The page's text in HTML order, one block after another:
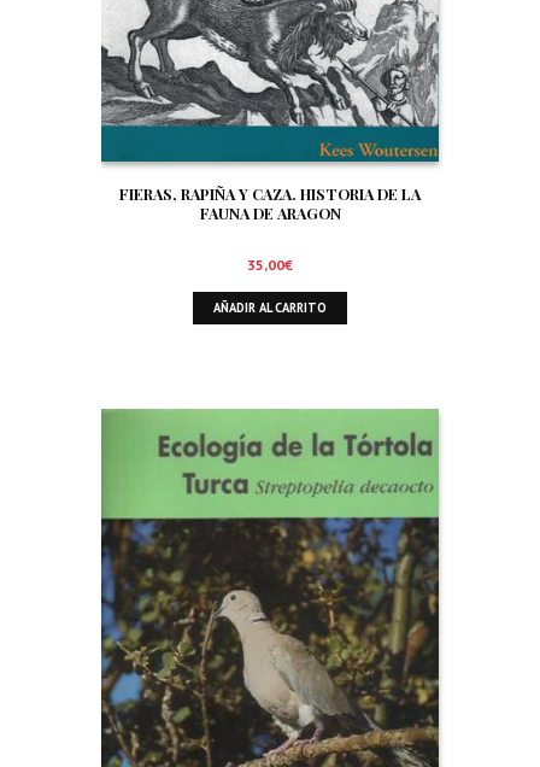
FIERAS, RAPIÑA Y CAZA. HISTORIA DE LA
FAUNA DE ARAGON
35,00€
AÑADIR AL CARRITO